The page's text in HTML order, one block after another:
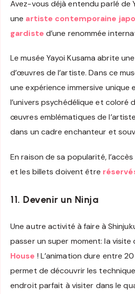
Avez-vous déjà entendu parlé de
une artiste contemporaine
gardiste d’une renommée
Le musée Yayoi Kusama abrite
d’œuvres de l’artiste. Dans ce
une expérience immersive unique
l’univers psychédélique et coloré
œuvres emblématiques de
dans un cadre enchanteur et
En raison de sa popularité,
et les billets doivent être
11. Devenir un Ninja
Une autre activité à faire à
passer un super moment: la visite
House ! L’animation dure entre
permet de découvrir les
endroit parfait à visiter dans le